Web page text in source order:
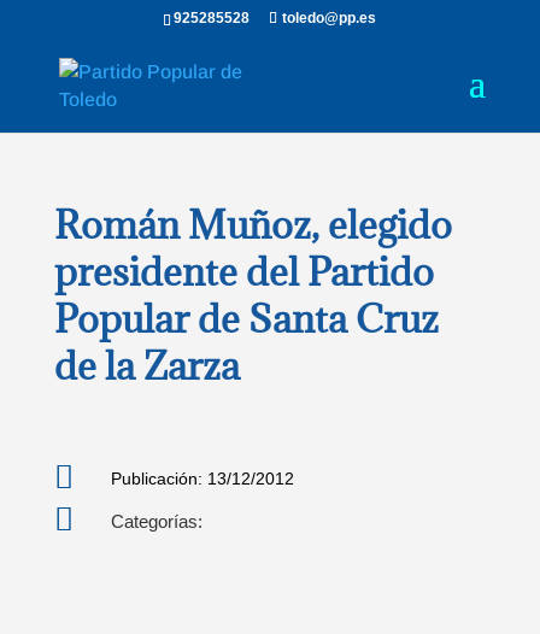
925285528 toledo@pp.es
Román Muñoz, elegido
presidente del Partido
Popular de Santa Cruz
de la Zarza
 Publicación: 13/12/2012
 Categorías: